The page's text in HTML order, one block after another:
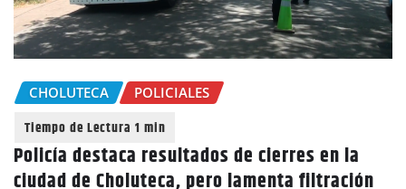
CHOLUTECA POLICIALES
Policía destaca resultados de cierres en la
ciudad de Choluteca, pero lamenta filtración